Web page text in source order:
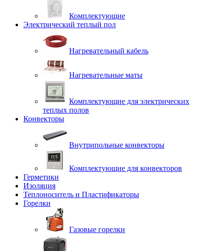
Комплектующие
Электрический теплый пол
Нагревательный кабель
Нагревательные маты
Комплектующие для электрических
теплых полов
Конвекторы
Внутрипольные конвекторы
Комплектующие для конвекторов
Герметики
Изоляция
Теплоноситель и Пластификаторы
Горелки
Газовые горелки